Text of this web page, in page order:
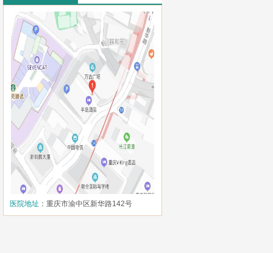
医院地址 ：重庆市渝中区新华路142号